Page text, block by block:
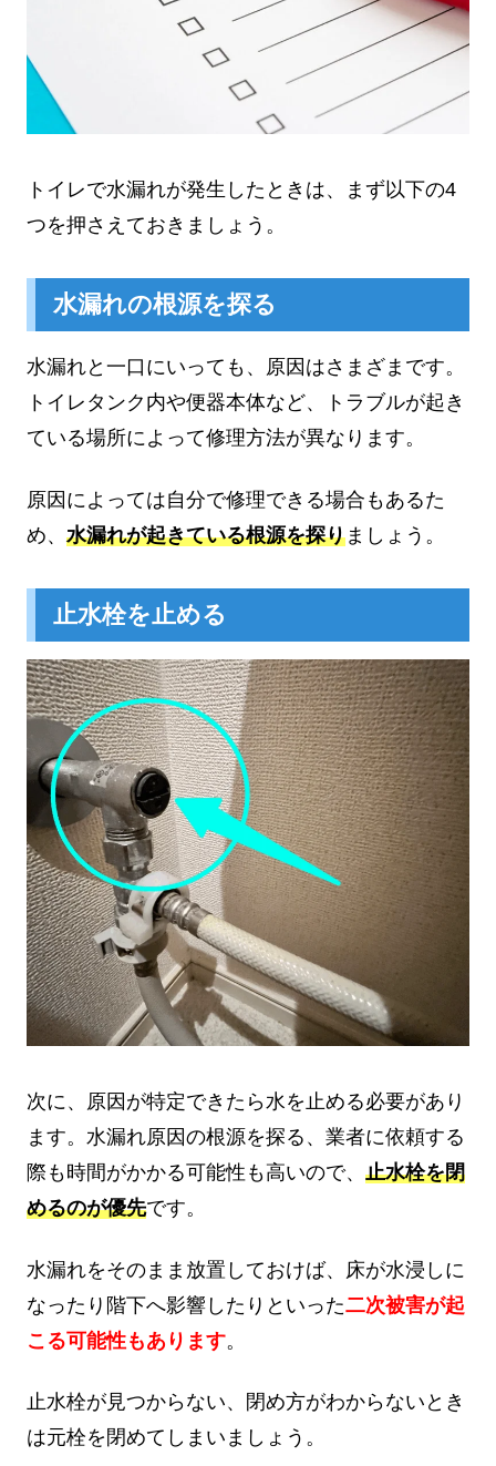
トイレで水漏れが発生したときは、まず以下の4
つを押さえておきましょう。
水漏れの根源を探る
水漏れと一口にいっても、原因はさまざまです。
トイレタンク内や便器本体など、トラブルが起き
ている場所によって修理方法が異なります。
原因によっては自分で修理できる場合もあるた
め、 水漏れが起きている根源を探り ましょう。
止水栓を止める
次に、原因が特定できたら水を止める必要があり
ます。水漏れ原因の根源を探る、業者に依頼する
際も時間がかかる可能性も高いので、 止水栓を閉
めるのが優先です。
水漏れをそのまま放置しておけば、床が水浸しに
なったり階下へ影響したりといった二次被害が起
こる可能性もあります。
止水栓が見つからない、閉め方がわからないとき
は元栓を閉めてしまいましょう。